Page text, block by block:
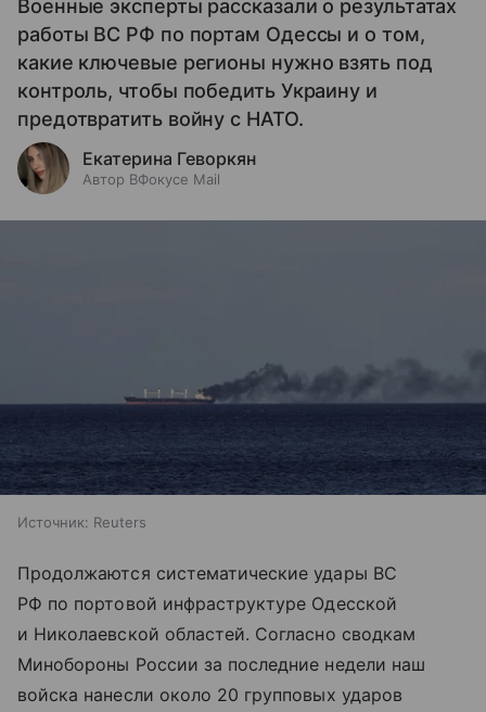
Военные эксперты рассказали о результатах
работы ВС РФ по портам Одессы и о том,
какие ключевые регионы нужно взять под
контроль, чтобы победить Украину и
предотвратить войну с НАТО.
Екатерина Геворкян
Автор ВФокусе Mail
Источник: Reuters
Продолжаются систематические удары ВС
РФ по портовой инфраструктуре Одесской
и Николаевской областей. Согласно сводкам
Минобороны России за последние недели наш
войска нанесли около 20 групповых ударов